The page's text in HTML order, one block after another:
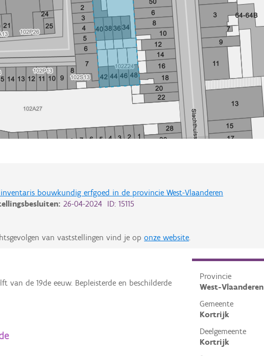
bouwkundig erfgoed in de provincie West-Vlaanderen
26-04-2024 ID: 15115
van vaststellingen vind je oponze website.
Provincie
West-Vlaanderen
Gemeente
Kortrijk
Deelgemeente
Kortrijk
van de 19de eeuw. Bepleisterde en beschilderde